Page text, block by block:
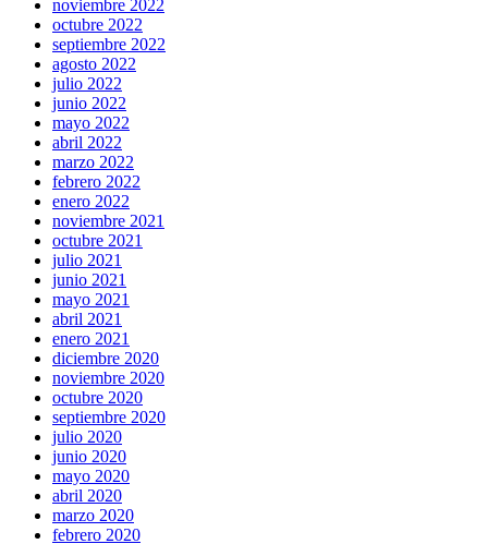
noviembre 2022
octubre 2022
septiembre 2022
agosto 2022
julio 2022
junio 2022
mayo 2022
abril 2022
marzo 2022
febrero 2022
enero 2022
noviembre 2021
octubre 2021
julio 2021
junio 2021
mayo 2021
abril 2021
enero 2021
diciembre 2020
noviembre 2020
octubre 2020
septiembre 2020
julio 2020
junio 2020
mayo 2020
abril 2020
marzo 2020
febrero 2020